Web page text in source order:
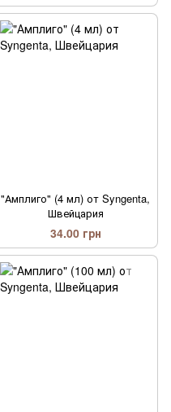
"Амплиго" (4 мл) от Syngenta,
Швейцария
34.00 грн